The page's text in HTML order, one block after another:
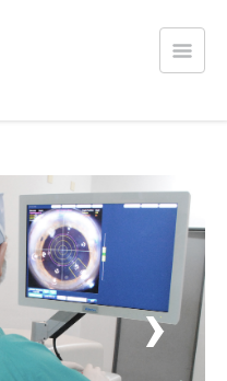
somos el referente
más destacado del país.
›